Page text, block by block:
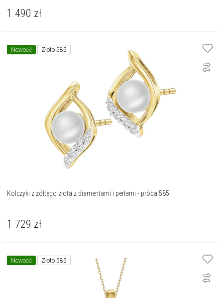
1 490 zł
Nowość Złoto 585
Kolczyki z żółtego złota z diamentami i perłami - próba 585
1 729 zł
Nowość Złoto 585